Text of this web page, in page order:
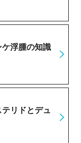
浮腫の知識
リドとデュ